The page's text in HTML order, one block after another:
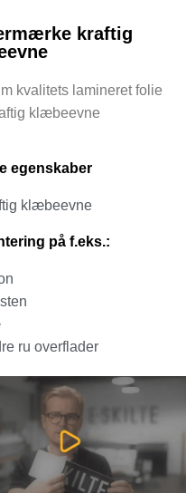
kraftig
kvalitets lamineret folie
klæbeevne
egenskaber
klæbeevne
på f.eks.:
ru overflader